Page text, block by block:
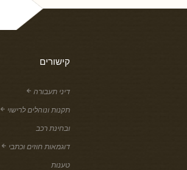
קישורים
דיני תעבורה
תקנות ונוהלים לרישוי
ובחינת רכב
דוגמאות חוזים וכתבי
טענות